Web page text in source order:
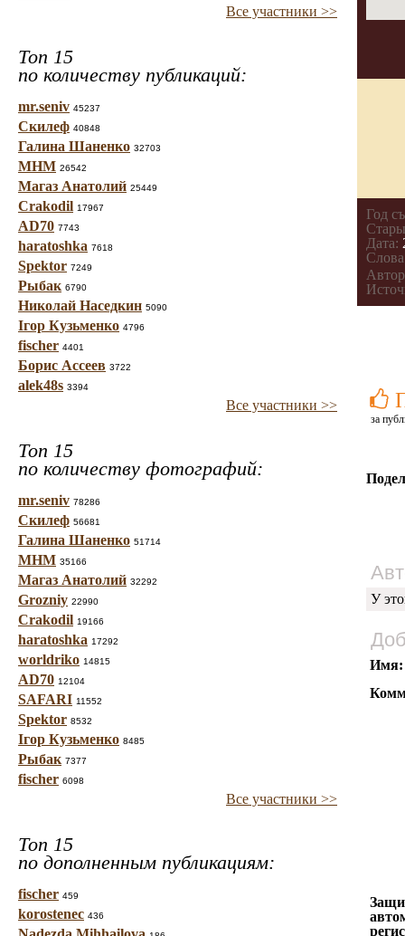
Все участники >>
Топ 15
по количеству публикаций:
mr.seniv 45237
Скилеф 40848
Галина Шаненко 32703
МНМ 26542
Магаз Анатолий 25449
Crakodil 17967
AD70 7743
haratoshka 7618
Spektor 7249
Рыбак 6790
Николай Наседкин 5090
Ігор Кузьменко 4796
fischer 4401
Борис Ассеев 3722
alek48s 3394
Все участники >>
Топ 15
по количеству фотографий:
mr.seniv 78286
Скилеф 56681
Галина Шаненко 51714
МНМ 35166
Магаз Анатолий 32292
Grozniy 22990
Crakodil 19166
haratoshka 17292
worldriko 14815
AD70 12104
SAFARI 11552
Spektor 8532
Ігор Кузьменко 8485
Рыбак 7377
fischer 6098
Все участники >>
Топ 15
по дополненным публикациям:
fischer 459
korostenec 436
Год
Дата:
за
У
Имя: